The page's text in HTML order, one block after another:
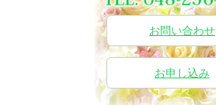
お問い合わせ
お申し込み